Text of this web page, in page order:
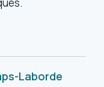
Laborde